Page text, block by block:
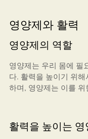
영양제와 활력
영양제의 역할
영양제는 우리 몸에 필
다. 활력을 높이기 위
하며, 영양제는 이를
활력을 높이는 영